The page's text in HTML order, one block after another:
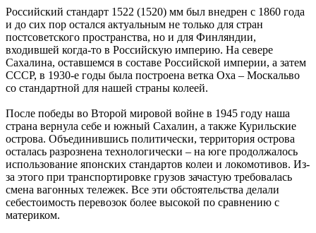
Российский стандарт 1522 (1520) мм был внедрен с 1860 года
и до сих пор остался актуальным не только для стран
постсоветского пространства, но и для Финляндии,
входившей когда-то в Российскую империю. На севере
Сахалина, оставшемся в составе Российской империи, а затем
СССР, в 1930-е годы была построена ветка Оха – Москальво
со стандартной для нашей страны колеей.
После победы во Второй мировой войне в 1945 году наша
страна вернула себе и южный Сахалин, а также Курильские
острова. Объединившись политически, территория острова
осталась разрознена технологически – на юге продолжалось
использование японских стандартов колеи и локомотивов. Из-
за этого при транспортировке грузов зачастую требовалась
смена вагонных тележек. Все эти обстоятельства делали
себестои­мость перевозок более высокой по сравнению с
материком.